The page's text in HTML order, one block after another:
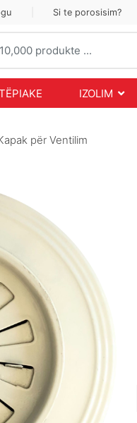
Si te porosisim?
IZOLIM
për Ventilim